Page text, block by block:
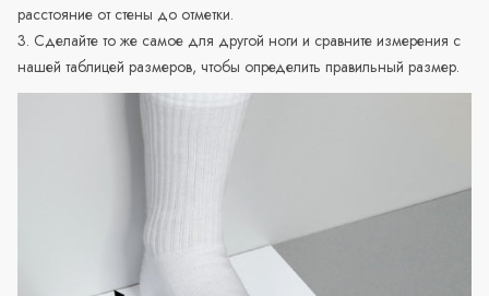
расстояние от стены до отметки.
3. Сделайте то же самое для другой ноги и сравните измерения с
нашей таблицей размеров, чтобы определить правильный размер.